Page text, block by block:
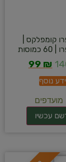
קומפלקס |
99 ₪
נוסף
מועדפים